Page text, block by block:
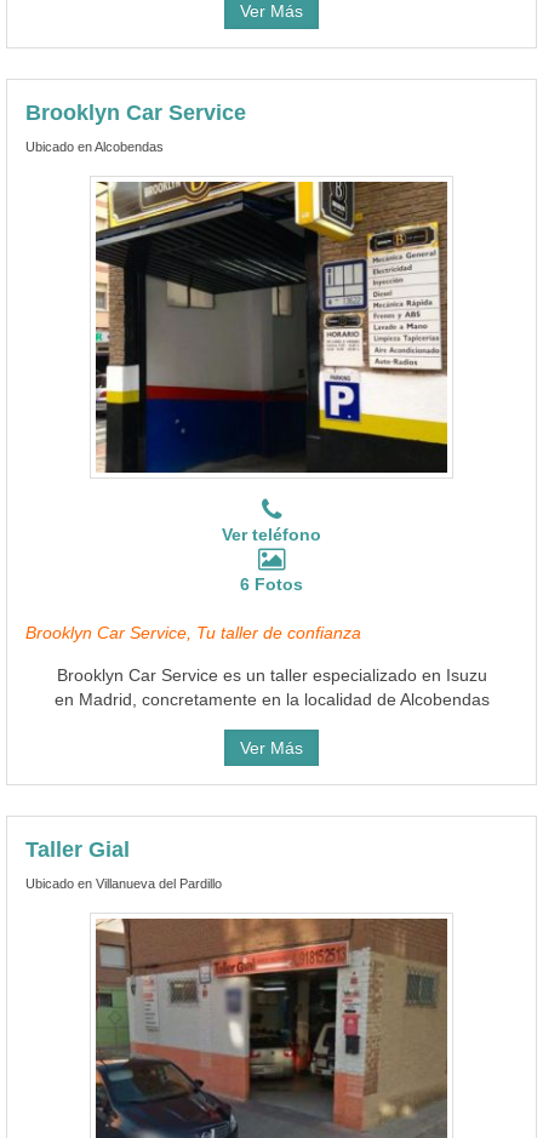
Ver Más
Brooklyn Car Service
Ubicado en Alcobendas
Ver teléfono
6 Fotos
Brooklyn Car Service, Tu taller de confianza
Brooklyn Car Service es un taller especializado en Isuzu
en Madrid, concretamente en la localidad de Alcobendas
Ver Más
Taller Gial
Ubicado en Villanueva del Pardillo